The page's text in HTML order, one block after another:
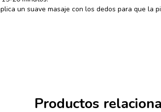
un suave masaje con los dedos para que la
Productos